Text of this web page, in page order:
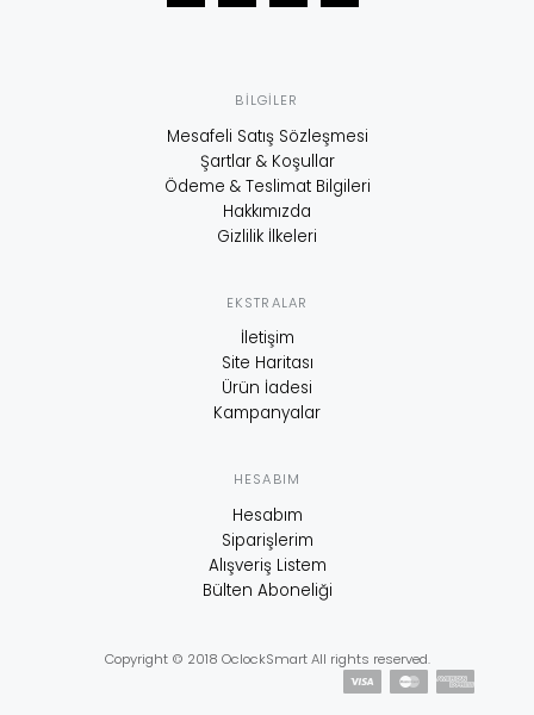
BILGILER
Mesafeli Satış Sözleşmesi
Şartlar & Koşullar
Ödeme & Teslimat Bilgileri
Hakkımızda
Gizlilik İlkeleri
EKSTRALAR
İletişim
Site Haritası
Ürün İadesi
Kampanyalar
HESABIM
Hesabım
Siparişlerim
Alışveriş Listem
Bülten Aboneliği
Copyright © 2018 OclockSmart All rights reserved.